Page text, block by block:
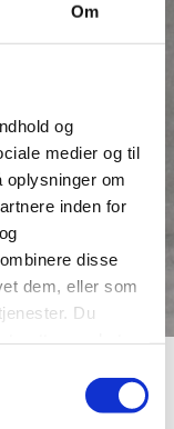
Om
og
medier og til
om
inden for
disse
dem, eller som
Du